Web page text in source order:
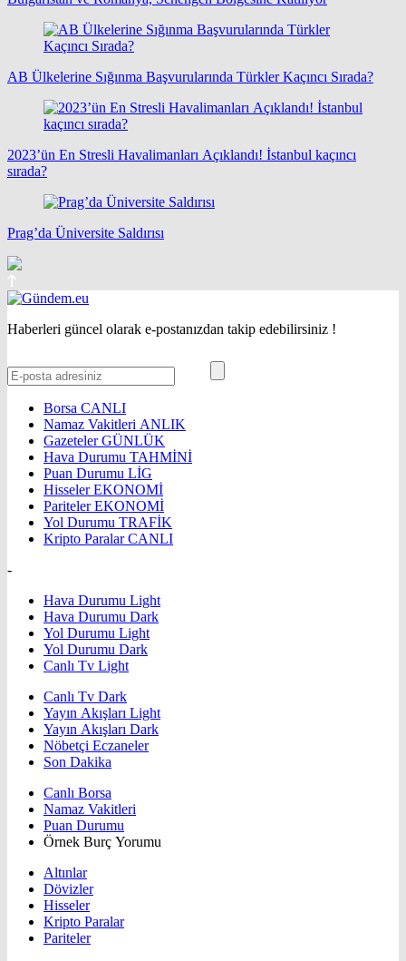
AB Ülkelerine Sığınma Başvurularında Türkler Kaçıncı Sırada?
2023’ün En Stresli Havalimanları Açıklandı! İstanbul kaçıncı
sırada?
Prag’da Üniversite Saldırısı
Haberleri güncel olarak e-postanızdan takip edebilirsiniz !
Borsa CANLI
Namaz Vakitleri ANLIK
GazetelerGÜNLÜK
Hava Durumu TAHMİNİ
Puan Durumu LİG
HisselerEKONOMİ
ParitelerEKONOMİ
Yol Durumu TRAFİK
Kripto ParalarCANLI
-
Hava Durumu Light
Hava Durumu Dark
Yol Durumu Light
Yol Durumu Dark
Canlı Tv Light
Canlı Tv Dark
Yayın Akışları Light
Yayın Akışları Dark
Nöbetçi Eczaneler
Son Dakika
Canlı Borsa
Namaz Vakitleri
Puan Durumu
Örnek Burç Yorumu
Altınlar
Dövizler
Hisseler
Kripto Paralar
Pariteler